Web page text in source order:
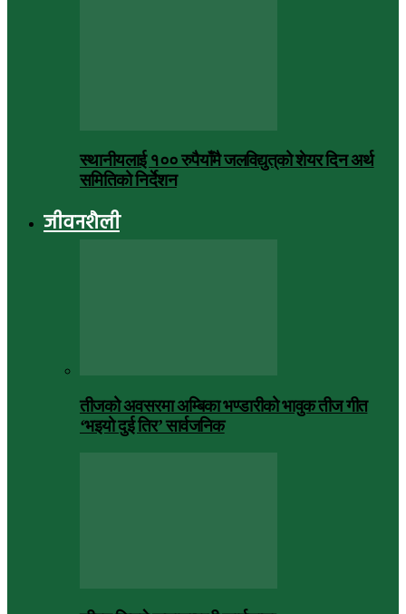
स्थानीयलाई १०० रुपैयाँमै जलविद्युत्‌को शेयर दिन अर्थ
समितिको निर्देशन
जीवनशैली
तीजको अवसरमा अम्बिका भण्डारीको भावुक तीज गीत
‘भइयो दुई तिर’ सार्वजनिक